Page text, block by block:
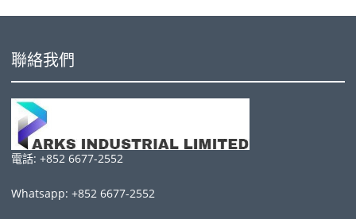
聯絡我們
電話: +852 6677-2552
Whatsapp: +852 6677-2552